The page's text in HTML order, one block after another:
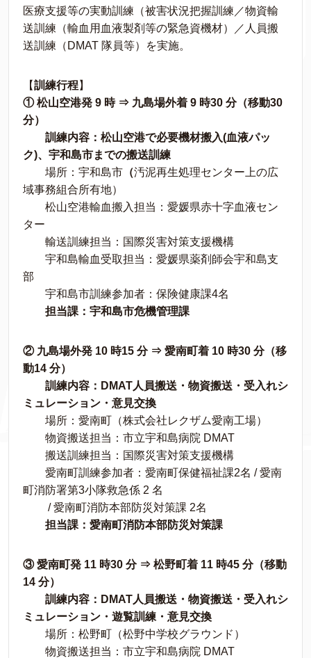
医療支援等の実動訓練（被害状況把握訓練／物資輸
送訓練（輸血用血液製剤等の緊急資機材）／人員搬
送訓練（DMAT 隊員等）を実施。
【訓練行程】
① 松山空港発 9 時 ⇒ 九島場外着 9 時30 分（移動30
分）
訓練内容：松山空港で必要機材搬入(血液パッ
ク)、宇和島市までの搬送訓練
場所：宇和島市 （汚泥再生処理センター上の広
域事務組合所有地）
松山空港輸血搬入担当：愛媛県赤十字血液セン
ター
輸送訓練担当：国際災害対策支援機構
宇和島輸血受取担当：愛媛県薬剤師会宇和島支
部
宇和島市訓練参加者：保険健康課4名
担当課：宇和島市危機管理課
② 九島場外発 10 時15 分 ⇒ 愛南町着 10 時30 分（移
動14 分）
訓練内容：DMAT人員搬送・物資搬送・受入れシ
ミュレーション・意見交換
場所：愛南町（株式会社レクザム愛南工場）
物資搬送担当：市立宇和島病院 DMAT
搬送訓練担当：国際災害対策支援機構
愛南町訓練参加者：愛南町保健福祉課2名 / 愛南
町消防署第3小隊救急係 2 名
/ 愛南町消防本部防災対策課 2名
担当課：愛南町消防本部防災対策課
③ 愛南町発 11 時30 分 ⇒ 松野町着 11 時45 分（移動
14 分）
訓練内容：DMAT人員搬送・物資搬送・受入れシ
ミュレーション・遊覧訓練・意見交換
場所：松野町（松野中学校グラウンド）
物資搬送担当：市立宇和島病院 DMAT